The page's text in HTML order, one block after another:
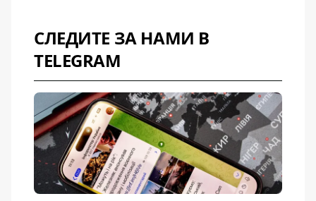
СЛЕДИТЕ ЗА НАМИ В
TELEGRAM